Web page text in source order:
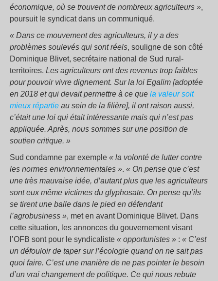
économique, où se trouvent de nombreux agriculteurs »,
poursuit le syndicat dans un communiqué.
« Dans ce mouvement des agriculteurs, il y a des
problèmes soulevés qui sont réels, souligne de son côté
Dominique Blivet, secrétaire national de Sud rural-
territoires. Les agriculteurs ont des revenus trop faibles
pour pouvoir vivre dignement. Sur la loi Egalim [adoptée
en 2018 et qui devait permettre à ce que la valeur soit
mieux répartie au sein de la filière], il ont raison aussi,
c’était une loi qui était intéressante mais qui n’est pas
appliquée. Après, nous sommes sur une position de
soutien critique. »
Sud condamne par exemple « la volonté de lutter contre
les normes environnementales ». « On pense que c’est
une très mauvaise idée, d’autant plus que les agriculteurs
sont eux même victimes du glyphosate. On pense qu’ils
se tirent une balle dans le pied en défendant
l’agrobusiness », met en avant Dominique Blivet. Dans
cette situation, les annonces du gouvernement visant
l’OFB sont pour le syndicaliste « opportunistes » : « C’est
un défouloir de taper sur l’écologie quand on ne sait pas
quoi faire. C’est une manière de ne pas pointer le besoin
d’un vrai changement de politique. Ce qui nous rebute